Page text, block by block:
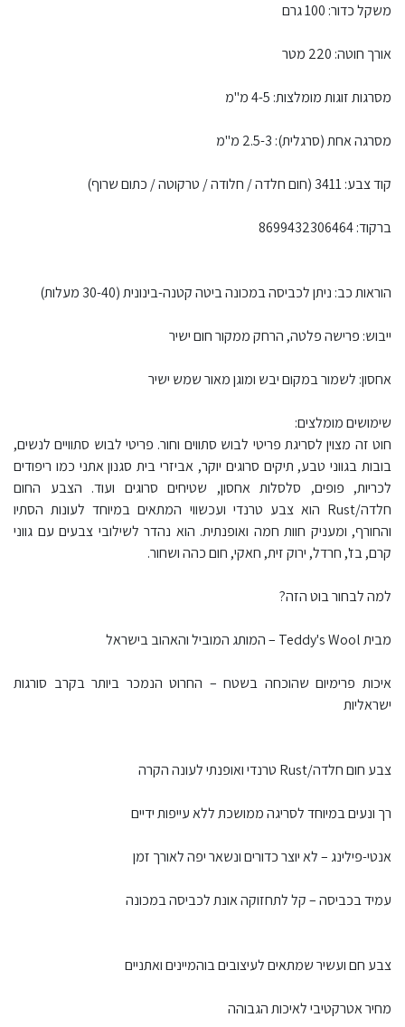
משקל כדור: 100 גרם
אורך חוטה: 220 מטר
מסרגות זוגות מומלצות: 4-5 מ"מ
מסרגה אחת (סרגלית): 2.5-3 מ"מ
קוד צבע: 3411 (חום חלדה / חלודה / טרקוטה / כתום שרוף)
ברקוד: 8699432306464
הוראות כב: ניתן לכביסה במכונה ביטה קטנה-בינונית (30-40 מעלות)
ייבוש: פרישה פלטה, הרחק ממקור חום ישיר
אחסון: לשמור במקום יבש ומוגן מאור שמש ישיר
שימושים מומלצים:
חוט זה מצוין לסריגת פריטי לבוש סתווים וחור. פריטי לבוש סתוויים לנשים,
בובות בגווני טבע, תיקים סרוגים יוקר, אביזרי בית סגנון אתני כמו ריפודים
לכריות, פופים, סלסלות אחסון, שטיחים סרוגים ועוד. הצבע החום
חלדה/Rust הוא צבע טרנדי ועכשווי המתאים במיוחד לעונות הסתיו
והחורף, ומעניק חוות חמה ואופנתית. הוא נהדר לשילובי צבעים עם גווני
קרם, בז', חרדל, ירוק זית, חאקי, חום כהה ושחור.
למה לבחור בוט הזה?
מבית Teddy's Wool – המותג המוביל והאהוב בישראל
איכות פרימיום שהוכחה בשטח – החרוט הנמכר ביותר בקרב סורגות
ישראליות
צבע חום חלדה/Rust טרנדי ואופנתי לעונה הקרה
רך ונעים במיוחד לסריגה ממושכת ללא עייפות ידיים
אנטי-פילינג – לא יוצר כדורים ונשאר יפה לאורך זמן
עמיד בכביסה – קל לתחזוקה אונת לכביסה במכונה
צבע חם ועשיר שמתאים לעיצובים בוהמיינים ואתניים
מחיר אטרקטיבי לאיכות הגבוהה